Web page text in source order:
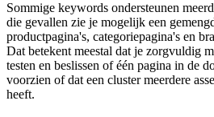
Sommige keywords ondersteunen
die gevallen zie je mogelijk een
productpagina's, categoriepagina's en
Dat betekent meestal dat je zorgvuldig
testen en beslissen of één pagina in de
voorzien of dat een cluster meerdere
heeft.